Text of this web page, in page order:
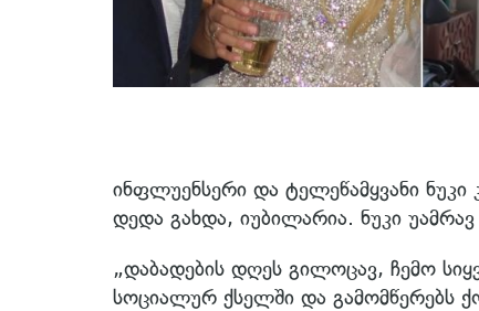
ინფლუენსერი და ტელეწამყვანი
დედა გახდა, იუბილარია. ნუკი
„დაბადების დღეს გილოცავ, ჩემო
სოციალურ ქსელში და გამომწერებს